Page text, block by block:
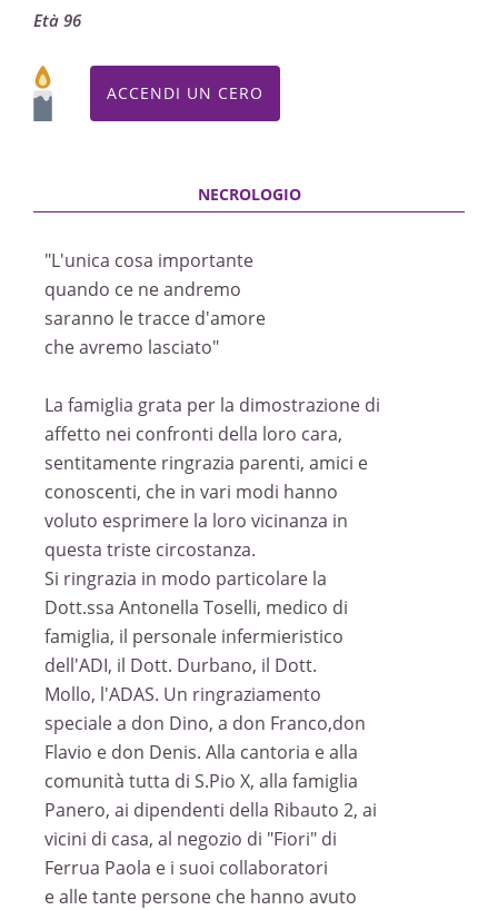
Età 96
ACCENDI UN CERO
"L'unica cosa importante
quando ce ne andremo
saranno le tracce d'amore
che avremo lasciato"
La famiglia grata per la dimostrazione di
affetto nei confronti della loro cara,
sentitamente ringrazia parenti, amici e
conoscenti, che in vari modi hanno
voluto esprimere la loro vicinanza in
questa triste circostanza.
Si ringrazia in modo particolare la
Dott.ssa Antonella Toselli, medico di
famiglia, il personale infermieristico
dell'ADI, il Dott. Durbano, il Dott.
Mollo, l'ADAS. Un ringraziamento
speciale a don Dino, a don Franco,don
Flavio e don Denis. Alla cantoria e alla
comunità tutta di S.Pio X, alla famiglia
Panero, ai dipendenti della Ribauto 2, ai
vicini di casa, al negozio di "Fiori" di
Ferrua Paola e i suoi collaboratori
e alle tante persone che hanno avuto
INVIA CONDOGLIANZE